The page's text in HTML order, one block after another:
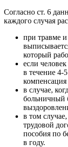
Согласно ст. 6
каждого случая
при травме
который
если
в течение 4-
компенсация
в случае,
больничный
в том
трудовой
пособия по
в году.